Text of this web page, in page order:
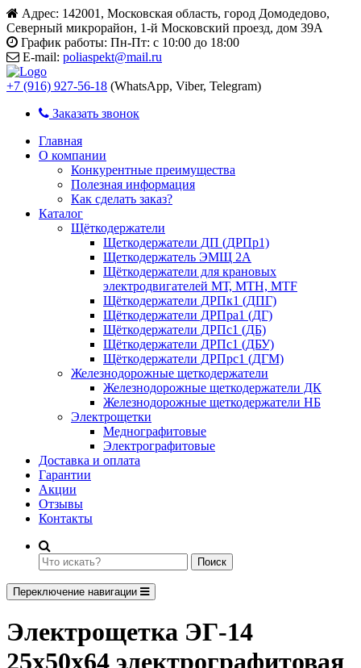
Адрес: 142001, Московская область, город Домодедово,
Северный микрорайон, 1-й Московский проезд, дом 39А
График работы: Пн-Пт: с 10:00 до 18:00
E-mail: poliaspekt@mail.ru
+7 (916) 927-56-18 (WhatsApp, Viber, Telegram)
Заказать звонок
Главная
О компании
Конкурентные преимущества
Полезная информация
Как сделать заказ?
Каталог
Щёткодержатели
Щеткодержатели ДП (ДРПр1)
Щеткодержатель ЭМЩ 2А
Щёткодержатели для крановых
электродвигателей МТ, МТН, МТF
Щёткодержатели ДРПк1 (ДПГ)
Щёткодержатели ДРПра1 (ДГ)
Щёткодержатели ДРПс1 (ДБ)
Щёткодержатели ДРПс1 (ДБУ)
Щёткодержатели ДРПрс1 (ДГМ)
Железнодорожные щеткодержатели
Железнодорожные щеткодержатели ДК
Железнодорожные щеткодержатели НБ
Электрощетки
Меднографитовые
Электрографитовые
Доставка и оплата
Гарантии
Акции
Отзывы
Контакты
Поиск
Переключение навигации
Электрощетка ЭГ-14
25х50х64 электрографитовая